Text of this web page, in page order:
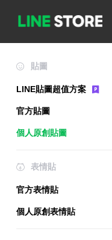
貼圖
LINE貼圖超值方案
官方貼圖
個人原創貼圖
表情貼
官方表情貼
個人原創表情貼